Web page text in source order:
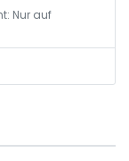
Nur auf